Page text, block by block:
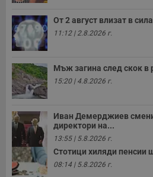
От 2 август влизат в
11:12 | 2.8.2026 г.
Мъж загина след скок в
15:20 | 4.8.2026 г.
Иван Демерджиев
директори на...
13:55 | 5.8.2026 г.
Стотици хиляди пенсии
08:14 | 5.8.2026 г.